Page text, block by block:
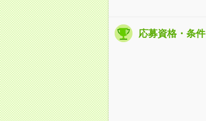
応募資格・条件